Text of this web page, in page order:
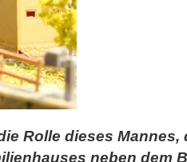
Rolle dieses Mannes,
neben dem